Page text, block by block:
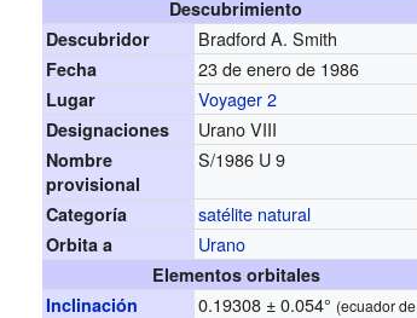
Descubrimiento
Descubridor
Bradford A. Smith
Fecha 23 de enero de 1986
Lugar Voyager 2
Designaciones Urano VIII
Nombre
provisional
S/1986 U 9
Categoría satélite natural
Orbita a Urano
Elementos orbitales
Inclinación
0.19308 ± 0.054° (ecuador de